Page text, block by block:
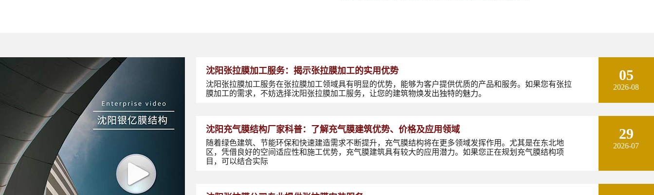
沈阳张拉膜加工服务：揭示张拉膜加工的实用优势
沈阳张拉膜加工服务在张拉膜加工领域具有明显的优势，能够为客户提供优质的产品和服务。如果您有张拉
膜加工的需求，不妨选择沈阳张拉膜加工服务，让您的建筑物焕发出独特的魅力。
05
2026-08
沈阳充气膜结构厂家科普：了解充气膜建筑优势、价格及应用领域
随着绿色建筑、节能环保和快速建造需求不断提升，充气膜结构将在更多领域发挥作用。尤其是在东北地
区，凭借良好的空间适应性和施工优势，充气膜建筑具有较大的应用潜力。如果您正在规划充气膜结构项
目，可以结合实际
29
2026-07